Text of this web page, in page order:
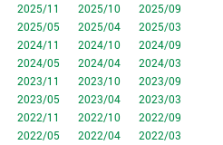
2025/11 2025/10
2025/09
2025/05 2025/04
2025/03
2024/11 2024/10
2024/09
2024/05 2024/04
2024/03
2023/11 2023/10
2023/09
2023/05 2023/04
2023/03
2022/11 2022/10
2022/09
2022/05 2022/04
2022/03